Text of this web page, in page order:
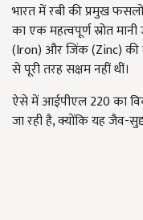
भारत में रबी की प्रमुख
का एक महत्वपूर्ण स्रोत
(Iron) और जिंक (Zinc) की
से पूरी तरह सक्षम नहीं थीं।
ऐसे में आईपीएल 220 का
जा रही है, क्योंकि यह जैव-